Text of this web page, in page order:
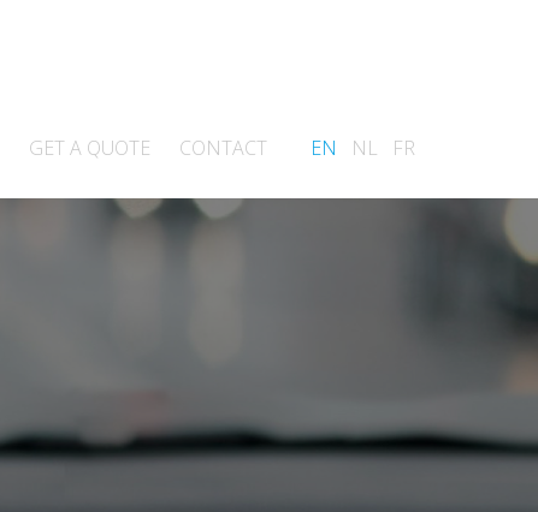
GET A QUOTE CONTACT EN NL FR